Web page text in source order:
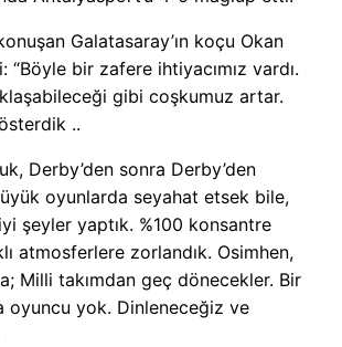
Galatasaray’ın koçu Okan
“Böyle bir zafere ihtiyacımız vardı.
gibi coşkumuz artar.
..
Derby’den sonra Derby’den
oyunlarda seyahat etsek bile,
şeyler yaptık. %100 konsantre
atmosferlere zorlandık. Osimhen,
Milli takımdan geç dönecekler. Bir
oyuncu yok. Dinleneceğiz ve